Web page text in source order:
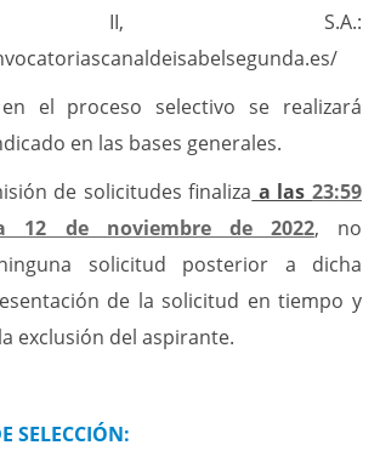
II, S.A.:
el proceso selectivo se realizará
en las bases generales.
de solicitudes finaliza a las23:59
12 de noviembre de 2022, no
solicitud posterior a dicha
de la solicitud en tiempo y
exclusión del aspirante.
SELECCIÓN: